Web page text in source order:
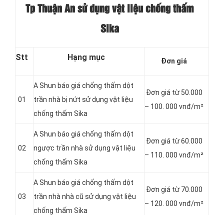
Tp Thuận An sử dụng vật liệu chống thấm
Sika
Stt Hạng mục Đơn giá
01
A Shun báo giá chống thấm dột
trần nhà bị nứt sử dụng vật liệu
chống thấm Sika
Đơn giá từ 50.000
– 100. 000 vnđ/m²
02
A Shun báo giá chống thấm dột
ngược trần nhà sử dụng vật liệu
chống thấm Sika
Đơn giá từ 60.000
– 110. 000 vnđ/m²
03
A Shun báo giá chống thấm dột
trần nhà nhà cũ sử dụng vật liệu
chống thấm Sika
Đơn giá từ 70.000
– 120. 000 vnđ/m²